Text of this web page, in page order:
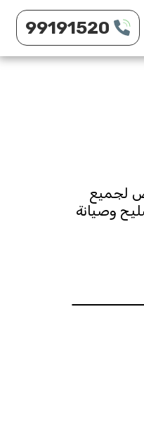
99191520